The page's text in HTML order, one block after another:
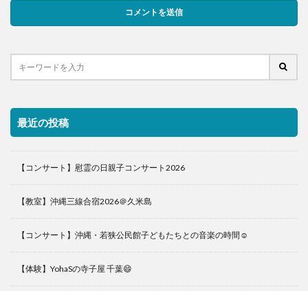
最近の投稿
【コンサート】慰霊の日親子コンサート2026
【教室】沖縄三線合宿2026＠久米島
【コンサート】沖縄・若狭公民館子どもたちとの音楽の時間☺️
【体験】YohaSの寺子屋 千葉😄